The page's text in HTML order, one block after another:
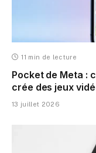
11 min de lecture
Pocket de Meta :
crée des jeux
13 juillet 2026